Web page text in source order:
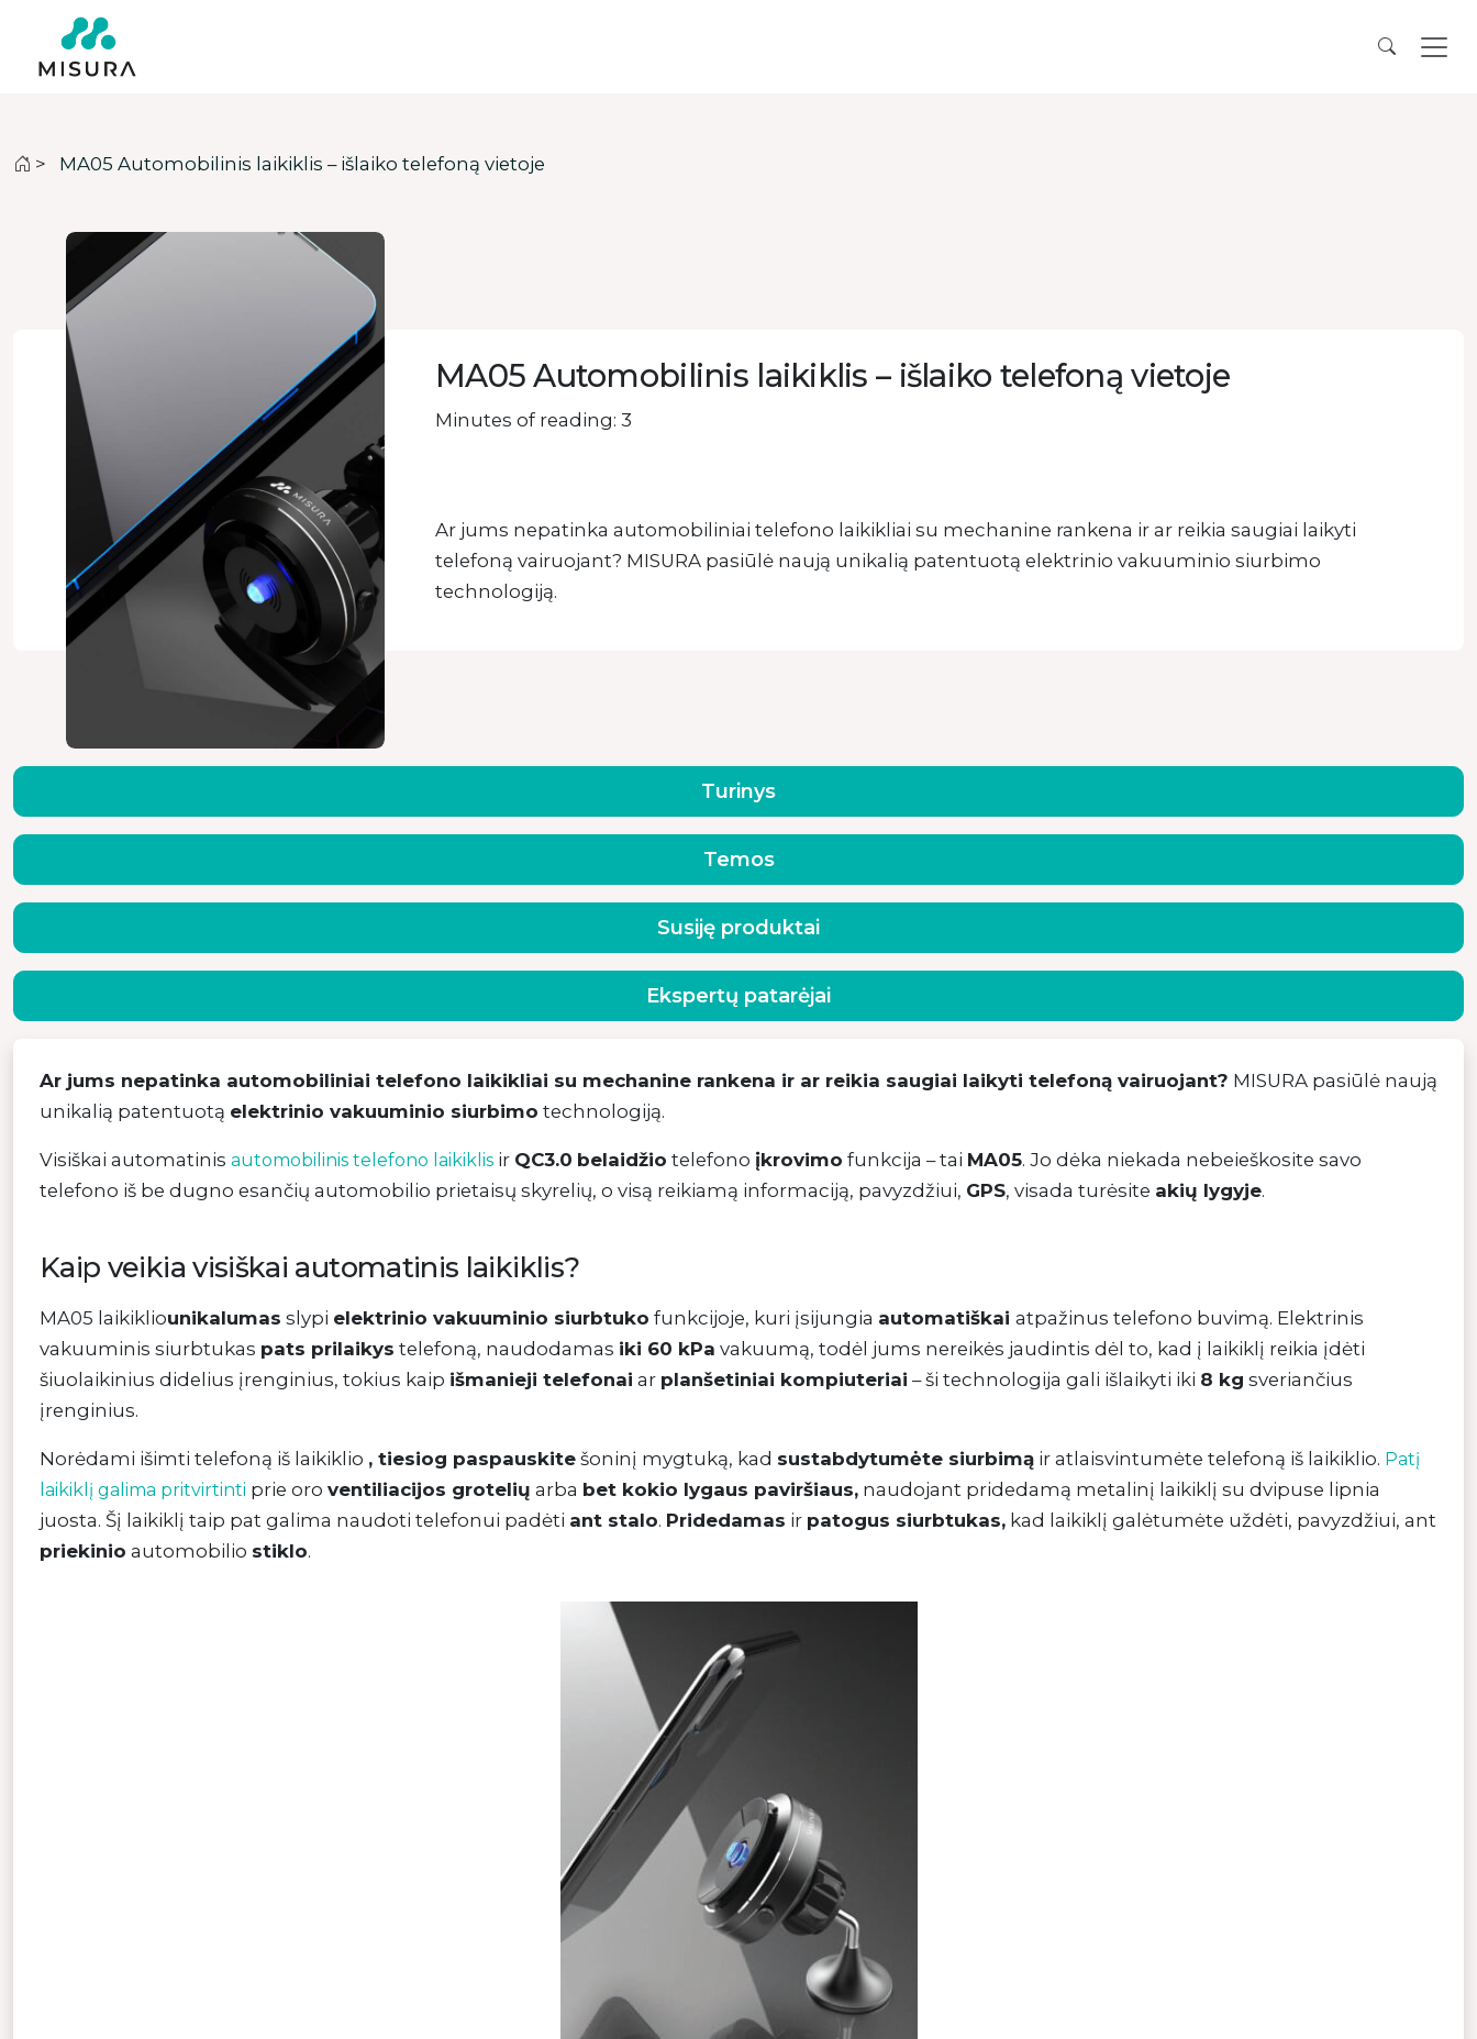
> MA05 Automobilinis laikiklis – išlaiko telefoną vietoje
MA05 Automobilinis laikiklis – išlaiko telefoną vietoje
Minutes of reading: 3
Ar jums nepatinka automobiliniai telefono laikikliai su mechanine rankena ir ar reikia saugiai laikyti
telefoną vairuojant? MISURA pasiūlė naują unikalią patentuotą elektrinio vakuuminio siurbimo
technologiją.
Ar jums nepatinka automobiliniai telefono laikikliai su mechanine rankena ir ar reikia saugiai laikyti telefoną vairuojant? MISURA pasiūlė naują
unikalią patentuotą elektrinio vakuuminio siurbimo technologiją.
Visiškai automatinis automobilinis telefono laikiklis ir QC3.0 belaidžio telefono įkrovimo funkcija – tai MA05. Jo dėka niekada nebeieškosite savo
telefono iš be dugno esančių automobilio prietaisų skyrelių, o visą reikiamą informaciją, pavyzdžiui, GPS, visada turėsite akių lygyje.
Kaip veikia visiškai automatinis laikiklis?
MA05 laikikliounikalumas slypi elektrinio vakuuminio siurbtuko funkcijoje, kuri įsijungia automatiškai atpažinus telefono buvimą. Elektrinis
vakuuminis siurbtukas pats prilaikys telefoną, naudodamas iki 60 kPa vakuumą, todėl jums nereikės jaudintis dėl to, kad į laikiklį reikia įdėti
šiuolaikinius didelius įrenginius, tokius kaip išmanieji telefonai ar planšetiniai kompiuteriai – ši technologija gali išlaikyti iki 8 kg sveriančius
įrenginius.
Norėdami išimti telefoną iš laikiklio , tiesiog paspauskite šoninį mygtuką, kad sustabdytumėte siurbimą ir atlaisvintumėte telefoną iš laikiklio. Patį
laikiklį galima pritvirtinti prie oro ventiliacijos grotelių arba bet kokio lygaus paviršiaus, naudojant pridedamą metalinį laikiklį su dvipuse lipnia
juosta. Šį laikiklį taip pat galima naudoti telefonui padėti ant stalo. Pridedamas ir patogus siurbtukas, kad laikiklį galėtumėte uždėti, pavyzdžiui, ant
priekinio automobilio stiklo.
Turinys
Temos
Susiję produktai
Ekspertų patarėjai